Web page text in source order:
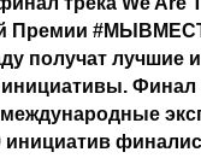
Премии
получат лучшие
Финал